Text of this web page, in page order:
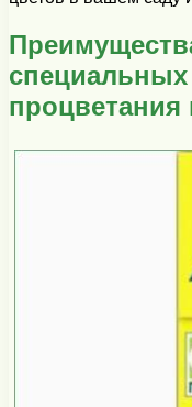
процветания